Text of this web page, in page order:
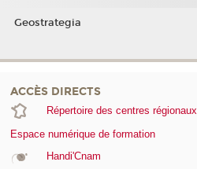
Geostrategia
ACCÈS DIRECTS
Répertoire des centres régionaux
Espace numérique de formation
Handi'Cnam